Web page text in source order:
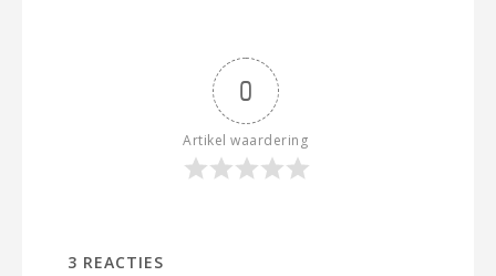
0
Artikel waardering
3 REACTIES